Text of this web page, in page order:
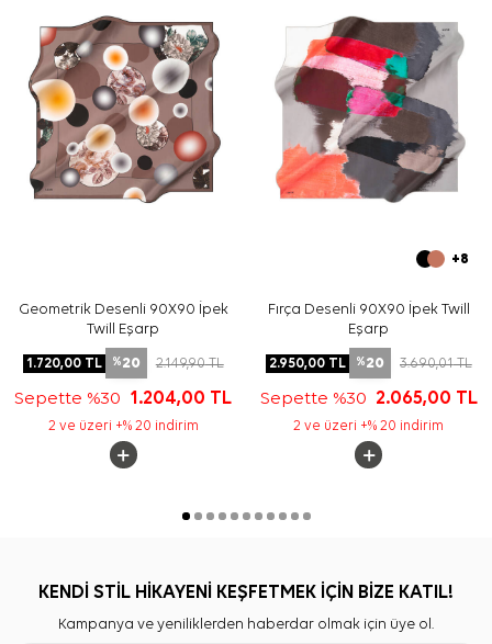
edebilirsiniz.
Sıkça Sorulan Sorular
Kiremit İpek Tivil Kare Geometrik Desenli Eşarp ölçüsü
nedir?
Bu ipek tivil eşarp hangi renktedir?
Deseni nasıl bir görünüme sahiptir?
Hangi kıyafetlerle kombinlenebilir?
Geometrik Desenli 90X90 İpek
Twill Eşarp
1.720,00TL %20 2.149,90TL
Sepette %30 1.204,00 TL
2 ve üzeri +% 20 indirim
+8
Fırça Desenli 90X90 İpek Twill
Eşarp
2.950,00TL %20 3.690,01TL
Sepette %30 2.065,00 TL
2 ve üzeri +% 20 indirim
KENDİ STİL HİKAYENİ KEŞFETMEK İÇİN BİZE KATIL!
Kampanya ve yeniliklerden haberdar olmak için üye ol.